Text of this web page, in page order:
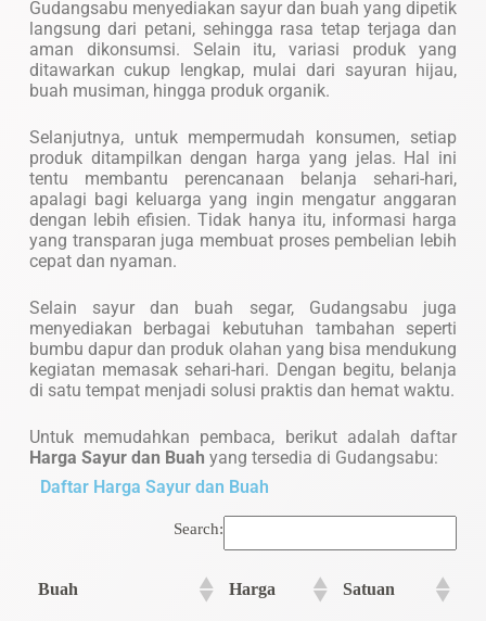
Gudangsabu menyediakan sayur dan buah yang dipetik
langsung dari petani, sehingga rasa tetap terjaga dan
aman dikonsumsi. Selain itu, variasi produk yang
ditawarkan cukup lengkap, mulai dari sayuran hijau,
buah musiman, hingga produk organik.
Selanjutnya, untuk mempermudah konsumen, setiap
produk ditampilkan dengan harga yang jelas. Hal ini
tentu membantu perencanaan belanja sehari-hari,
apalagi bagi keluarga yang ingin mengatur anggaran
dengan lebih efisien. Tidak hanya itu, informasi harga
yang transparan juga membuat proses pembelian lebih
cepat dan nyaman.
Selain sayur dan buah segar, Gudangsabu juga
menyediakan berbagai kebutuhan tambahan seperti
bumbu dapur dan produk olahan yang bisa mendukung
kegiatan memasak sehari-hari. Dengan begitu, belanja
di satu tempat menjadi solusi praktis dan hemat waktu.
Untuk memudahkan pembaca, berikut adalah daftar
Harga Sayur dan Buah yang tersedia di Gudangsabu:
Daftar Harga Sayur dan Buah
Search:
Buah Harga Satuan